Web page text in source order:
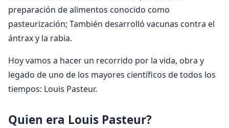
preparación de alimentos conocido como
pasteurización; También desarrolló vacunas contra el
ántrax y la rabia.
Hoy vamos a hacer un recorrido por la vida, obra y
legado de uno de los mayores científicos de todos los
tiempos: Louis Pasteur.
Quien era Louis Pasteur?